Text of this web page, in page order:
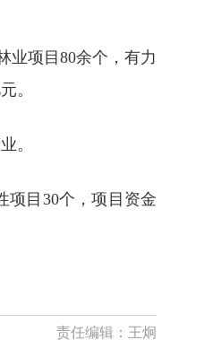
项目80余个，有力
。
。
目30个，项目资金
责任编辑： 王炯